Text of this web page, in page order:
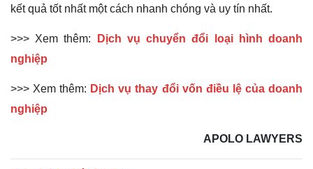
kết quả tốt nhất một cách nhanh chóng và uy tín nhất.
>>> Xem thêm:
Dịch vụ chuyển đổi loại hình doanh
nghiệp
>>> Xem thêm: Dịch vụ thay đổi vốn điều lệ của doanh
nghiệp
APOLO LAWYERS